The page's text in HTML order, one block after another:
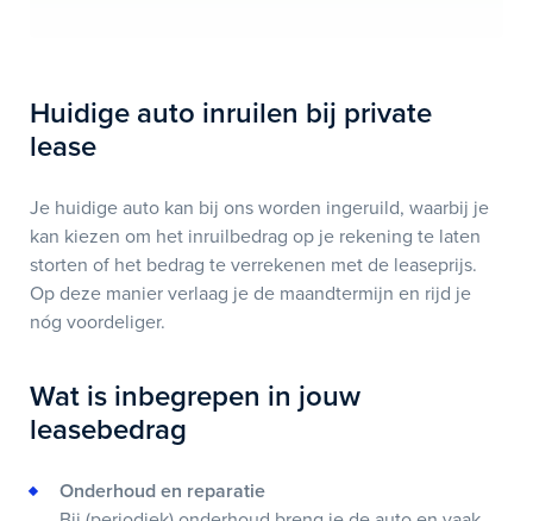
Huidige auto inruilen bij private
lease
Je huidige auto kan bij ons worden ingeruild, waarbij je
kan kiezen om het inruilbedrag op je rekening te laten
storten of het bedrag te verrekenen met de leaseprijs.
Op deze manier verlaag je de maandtermijn en rijd je
nóg voordeliger.
Wat is inbegrepen in jouw
leasebedrag
Onderhoud en reparatie